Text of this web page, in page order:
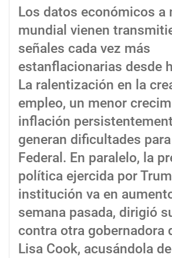
Los datos económicos a
mundial vienen
señales cada vez más
estanflacionarias desde
La ralentización en la
empleo, un menor
inflación
generan dificultades
Federal. En paralelo, la
política ejercida por
institución va en
semana pasada, dirigió
contra otra gobernadora
Lisa Cook, acusándola